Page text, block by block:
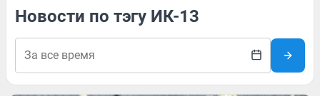
Новости по тэгу ИК-13